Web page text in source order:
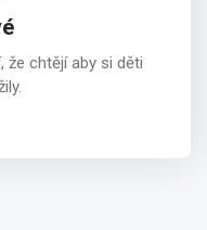
že chtějí aby si děti